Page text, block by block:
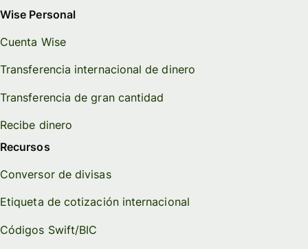
Wise Personal
Cuenta Wise
Transferencia internacional de dinero
Transferencia de gran cantidad
Recibe dinero
Recursos
Conversor de divisas
Etiqueta de cotización internacional
Códigos Swift/BIC